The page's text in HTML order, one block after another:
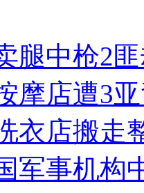
腿中枪2
摩店遭3
衣店搬走
军事机构